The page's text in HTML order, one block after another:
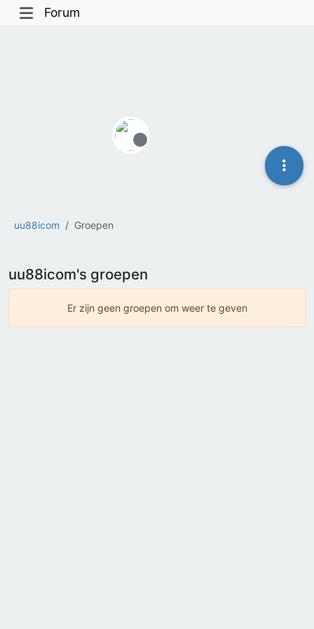
Forum
uu88icom Groepen
Offline
uu88icom's groepen
Er zijn geen groepen om weer te geven